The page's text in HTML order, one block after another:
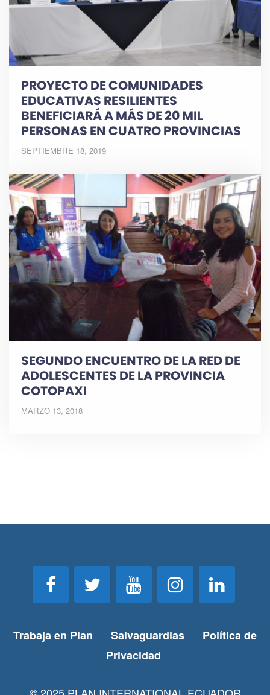
PROYECTO DE COMUNIDADES
EDUCATIVAS RESILIENTES
BENEFICIARÁ A MÁS DE 20 MIL
PERSONAS EN CUATRO PROVINCIAS
SEPTIEMBRE 18, 2019
SEGUNDO ENCUENTRO DE LA RED DE
ADOLESCENTES DE LA PROVINCIA
COTOPAXI
MARZO 13, 2018
Trabaja en Plan Salvaguardias
Política de
Privacidad